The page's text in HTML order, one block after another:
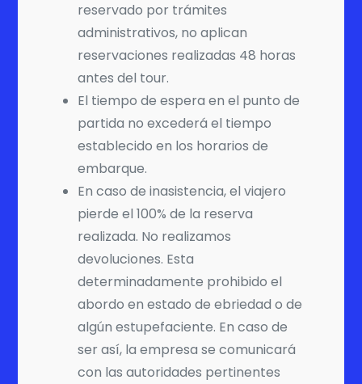
reservado por trámites
administrativos, no aplican
reservaciones realizadas 48 horas
antes del tour.
El tiempo de espera en el punto de
partida no excederá el tiempo
establecido en los horarios de
embarque.
En caso de inasistencia, el viajero
pierde el 100% de la reserva
realizada. No realizamos
devoluciones. Esta
determinadamente prohibido el
abordo en estado de ebriedad o de
algún estupefaciente. En caso de
ser así, la empresa se comunicará
con las autoridades pertinentes